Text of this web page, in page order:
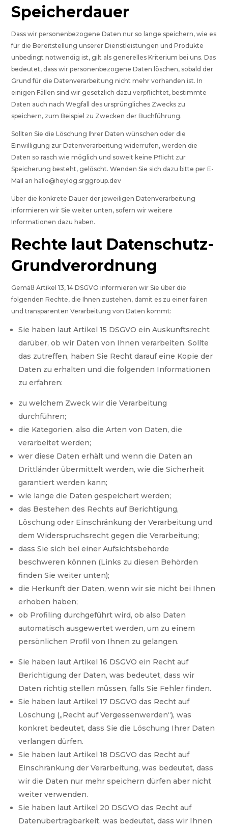
Speicherdauer
Dass wir personenbezogene Daten nur so lange speichern, wie es
für die Bereitstellung unserer Dienstleistungen und Produkte
unbedingt notwendig ist, gilt als generelles Kriterium bei uns. Das
bedeutet, dass wir personenbezogene Daten löschen, sobald der
Grund für die Datenverarbeitung nicht mehr vorhanden ist. In
einigen Fällen sind wir gesetzlich dazu verpflichtet, bestimmte
Daten auch nach Wegfall des ursprüngliches Zwecks zu
speichern, zum Beispiel zu Zwecken der Buchführung.
Sollten Sie die Löschung Ihrer Daten wünschen oder die
Einwilligung zur Datenverarbeitung widerrufen, werden die
Daten so rasch wie möglich und soweit keine Pflicht zur
Speicherung besteht, gelöscht. Wenden Sie sich dazu bitte per E-
Mail an hallo@heylog.srggroup.dev
Über die konkrete Dauer der jeweiligen Datenverarbeitung
informieren wir Sie weiter unten, sofern wir weitere
Informationen dazu haben.
Rechte laut Datenschutz-
Grundverordnung
Gemäß Artikel 13, 14 DSGVO informieren wir Sie über die
folgenden Rechte, die Ihnen zustehen, damit es zu einer fairen
und transparenten Verarbeitung von Daten kommt:
Sie haben laut Artikel 15 DSGVO ein Auskunftsrecht
darüber, ob wir Daten von Ihnen verarbeiten. Sollte
das zutreffen, haben Sie Recht darauf eine Kopie der
Daten zu erhalten und die folgenden Informationen
zu erfahren:
zu welchem Zweck wir die Verarbeitung
durchführen;
die Kategorien, also die Arten von Daten, die
verarbeitet werden;
wer diese Daten erhält und wenn die Daten an
Drittländer übermittelt werden, wie die Sicherheit
garantiert werden kann;
wie lange die Daten gespeichert werden;
das Bestehen des Rechts auf Berichtigung,
Löschung oder Einschränkung der Verarbeitung und
dem Widerspruchsrecht gegen die Verarbeitung;
dass Sie sich bei einer Aufsichtsbehörde
beschweren können (Links zu diesen Behörden
finden Sie weiter unten);
die Herkunft der Daten, wenn wir sie nicht bei Ihnen
erhoben haben;
ob Profiling durchgeführt wird, ob also Daten
automatisch ausgewertet werden, um zu einem
persönlichen Profil von Ihnen zu gelangen.
Sie haben laut Artikel 16 DSGVO ein Recht auf
Berichtigung der Daten, was bedeutet, dass wir
Daten richtig stellen müssen, falls Sie Fehler finden.
Sie haben laut Artikel 17 DSGVO das Recht auf
Löschung („Recht auf Vergessenwerden“), was
konkret bedeutet, dass Sie die Löschung Ihrer Daten
verlangen dürfen.
Sie haben laut Artikel 18 DSGVO das Recht auf
Einschränkung der Verarbeitung, was bedeutet, dass
wir die Daten nur mehr speichern dürfen aber nicht
weiter verwenden.
Sie haben laut Artikel 20 DSGVO das Recht auf
Datenübertragbarkeit, was bedeutet, dass wir Ihnen